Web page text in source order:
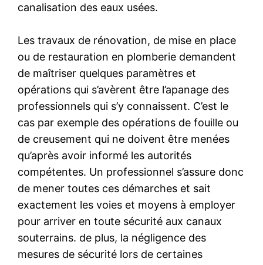
canalisation des eaux usées.
Les travaux de rénovation, de mise en place
ou de restauration en plomberie demandent
de maîtriser quelques paramètres et
opérations qui s’avèrent être l’apanage des
professionnels qui s’y connaissent. C’est le
cas par exemple des opérations de fouille ou
de creusement qui ne doivent être menées
qu’après avoir informé les autorités
compétentes. Un professionnel s’assure donc
de mener toutes ces démarches et sait
exactement les voies et moyens à employer
pour arriver en toute sécurité aux canaux
souterrains. de plus, la négligence des
mesures de sécurité lors de certaines